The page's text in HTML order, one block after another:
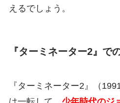
えるでしょう。
『ターミネーター2』で
『ターミネーター2』（